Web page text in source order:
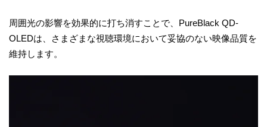
周囲光の影響を効果的に打ち消すことで、PureBlack QD-
OLEDは、さまざまな視聴環境において妥協のない映像品質を
維持します。